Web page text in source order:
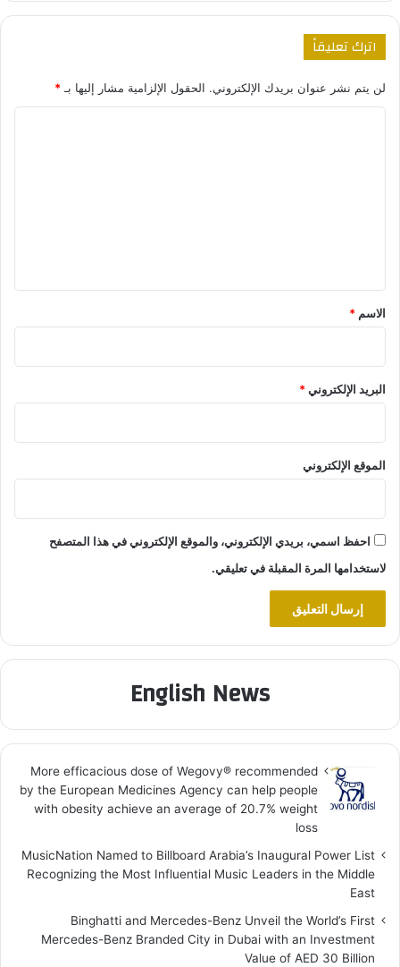
اترك تعليقاً
لن يتم نشر عنوان بريدك الإلكتروني. الحقول الإلزامية مشار إليها بـ *
*
الاسم *
البريد الإلكتروني*
الموقع الإلكتروني
احفظ اسمي، بريدي الإلكتروني، والموقع الإلكتروني في هذا المتصفح
لاستخدامها المرة المقبلة في تعليقي.
English News
More efficacious dose of Wegovy®️ recommended
by the European Medicines Agency can help people
with obesity achieve an average of 20.7% weight
loss
MusicNation Named to Billboard Arabia’s Inaugural Power List
Recognizing the Most Influential Music Leaders in the Middle
East
Binghatti and Mercedes-Benz Unveil the World’s First
Mercedes-Benz Branded City in Dubai with an Investment
Value of AED 30 Billion